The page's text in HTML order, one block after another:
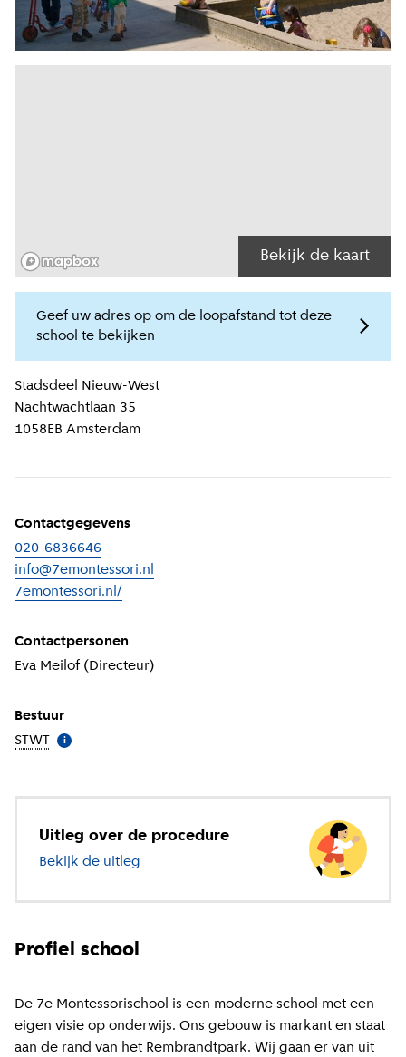
Bekijk de kaart
Geef uw adres op om de loopafstand tot deze
school te bekijken
Locatiegegevens
Stadsdeel
Nieuw-West
Nachtwachtlaan 35
1058EB Amsterdam
Contactgegevens
020-6836646
info@7emontessori.nl
7emontessori.nl/
Contactpersonen
Eva Meilof (Directeur)
Bestuur
STWT Meer informatie
i
Uitleg over de procedure
Bekijk de uitleg
Profiel school
De 7e Montessorischool is een moderne school met een
eigen visie op onderwijs. Ons gebouw is markant en staat
aan de rand van het Rembrandtpark. Wij gaan er van uit